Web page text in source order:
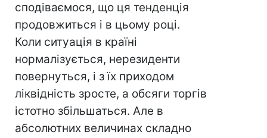
сподіваємося, що ця тенденція
продовжиться і в цьому році.
Коли ситуація в країні
нормалізується, нерезиденти
повернуться, і з їх приходом
ліквідність зросте, а обсяги торгів
істотно збільшаться. Але в
абсолютних величинах складно